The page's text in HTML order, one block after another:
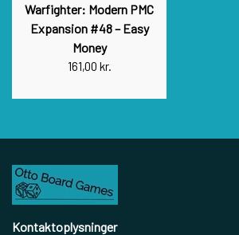
Warfighter: Modern PMC
Expansion #48 – Easy
Money
161,00 kr.
Kontaktoplysninger